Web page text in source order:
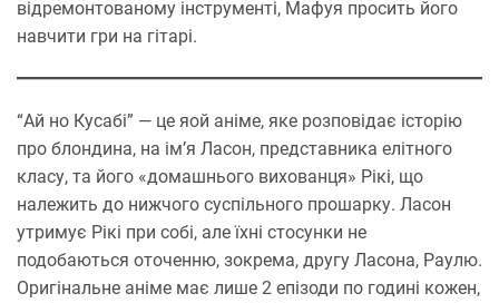
відремонтованому інструменті, Мафуя просить його
навчити гри на гітарі.
“Ай но Кусабі” — це яой аніме, яке розповідає історію
про блондина, на ім’я Ласон, представника елітного
класу, та його «домашнього вихованця» Рікі, що
належить до нижчого суспільного прошарку. Ласон
утримує Рікі при собі, але їхні стосунки не
подобаються оточенню, зокрема, другу Ласона, Раулю.
Оригінальне аніме має лише 2 епізоди по годині кожен,